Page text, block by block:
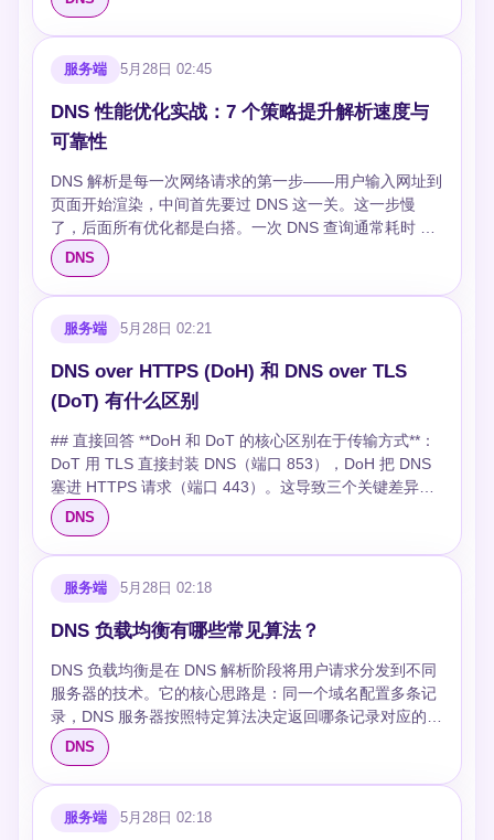
新 DNS 缓存？ macOS：sudo dscacheutil -flushcache。
Linux：sudo systemd-resolve --flush-caches。
能等 TTL 过期。 ### TTL 设为 0 会怎样？ 每次查询都穿
透到权威服务器，不缓存。生产环境最低建议 60 秒。
CDN 场景通常 300-3600 秒。
级域服务器 → 权威 DNS 服务器，逐级查询直到获得最终
IP。其中客户端到本地 DNS 是递归查询（服务器代为完
成全部查询），本地 DNS 到根/TLD/权威服务器是迭代查
## 追问 **常见的 DNS 记录类型有哪些？** A 记录映射域
名到 IPv4，AAAA 到 IPv6，CNAME 将域名指向另一个域
名（别名），MX 指定邮件服务器，NS 指定域名服务器，
TXT 用于验证和配置（如 SPF、DKIM）。 **TTL 在 DNS
中起什么作用？** TTL（Time To Live）决定解析结果的
缓存有效期。短 TTL 可加快 DNS 变更生效（如故障切
换），但增加查询量；长 TTL 减少查询但变更传播慢。
CDN 切换节点时需要权衡 TTL 设置。 **DNS 劫持是什
么？DNSSEC 如何防护？** DNS 劫持是中间人篡改 DNS
证数据来源和完整性，客户端可验证响应未被篡改。
**CDN 如何利用 CNAME 实现就近访问？** 用户域名
CNAME 到 CDN 域名后，CDN 的权威 DNS 根据用户 IP
返回最近的边缘节点 IP。部分服务商采用 CNAME
Flattening，在权威 DNS 层直接返回 A 记录，避免
CNAME 链过长影响性能。 ## 写段代码 ```bash # 常用
DNS 查询命令 dig example.com A # 查 A 记录 dig
example.com CNAME # 查 CNAME nslookup
example.com # 简单查询 host -t MX example.com # 查
服务端 5月28日 02:45
DNS 性能优化实战：7 个策略提升解析速度与
可靠性
DNS 解析是每一次网络请求的第一步——用户输入网址到
页面开始渲染，中间首先要过 DNS 这一关。这一步慢
了，后面所有优化都是白搭。一次 DNS 查询通常耗时 20-
120ms，看着不多，但如果你的页面要解析 10 个域名，
光 DNS 就吃掉 200ms-1.2s，这还没算上 TCP 连接和内
容下载。 更要命的是，DNS 挂了，你的网站就彻底不可
达——用户看到的就是"无法访问此网站"。所以 DNS 的性
DNS 慢在哪里 优化之前得知道瓶颈在哪。DNS 查询的延
迟主要来自三个环节： **本地缓存未命中**。浏览器有
DNS 缓存，操作系统也有，但如果 TTL 过期或者用户第
一次访问，缓存里就没有，必须走完整查询链路。 **递归
查询链路长**。一个域名可能经过 根域名服务器 → 顶级
域名服务器(.com) → 权威域名服务器 三级跳，每一跳都
有网络延迟。如果中间还有 CNAME 跳转（比如 CDN 域
名），链路会更长。 **权威服务器响应慢**。你的权威
DNS 服务器如果部署在单一地区，海外用户查询就要跨
就有的放矢了。 ## TTL 设置：最容易调但最常调错
TTL（Time To Live）决定了 DNS 记录在缓存中保留多
久。设长了，变更生效慢；设短了，缓存命中率低，查询
量暴增。 **实战建议**： - CDN 域名、静态资源域名：
TTL 设 3600-86400 秒。这些几乎不变，长 TTL 大幅减
少查询 - API 服务、动态服务：TTL 设 300-600 秒。需要
快速切换 IP 时不会被旧缓存卡住 - 准备做 DNS 变更前：
提前 24 小时把 TTL 降到 300 秒，等变更完成后再改回来
一个常见错误是所有记录都用同一个 TTL。实际上同一域
名的不同记录应该根据变更频率分别设置。 ```dns ; CDN
域名 - 变更极少，TTL 给长 cdn.example.com. 86400 IN
DNS
服务端 5月28日 02:21
DNS over HTTPS (DoH) 和 DNS over TLS
(DoT) 有什么区别
## 直接回答 **DoH 和 DoT 的核心区别在于传输方式**：
DoT 用 TLS 直接封装 DNS（端口 853），DoH 把 DNS
塞进 HTTPS 请求（端口 443）。这导致三个关键差异：
1. **隐蔽性**：DoH 流量和普通网页访问无法区分，DoT
端口 853 一眼就能识别 2. **性能**：DoT 协议开销更小，
延迟低 2-5ms；DoH 多了 HTTP 头部开销 3. **可控性
**：DoT 容易被防火墙拦截但也方便企业审计，DoH 难拦
(DoQ) 呢？——DoQ 基于 QUIC/UDP，减少了 TCP 握手
## 为什么需要加密 DNS 传统 DNS 走 UDP 53 端口，明
文传输： ``` 客户端 ──── 明文 UDP 53 ────► DNS
服务器 中间人可窃听/篡改 ``` 三个直接威胁： - **窃听
**：ISP 能看到你访问了哪些域名，即使 HTTPS 加密了页
面内容 - **篡改**：DNS 响应可以被中间人修改，把你导
向钓鱼站点 - **审查**：网络管理员可以按域名过滤，直接
返回 NXDOMAIN 加密 DNS 解决的是"查询过程"的隐私和
DNS
服务端 5月28日 02:18
DNS 负载均衡有哪些常见算法？
DNS 负载均衡是在 DNS 解析阶段将用户请求分发到不同
服务器的技术。它的核心思路是：同一个域名配置多条记
录，DNS 服务器按照特定算法决定返回哪条记录对应的地
址。面试中常考的是算法原理、各自的局限性，以及 DNS
负载均衡与应用层负载均衡的本质区别。 ## 真正在 DNS
层工作的算法 先明确一点：DNS 是无状态协议，每次查
询相互独立，DNS 服务器无法感知后端服务器的实时负载
DNS
服务端 5月28日 02:18